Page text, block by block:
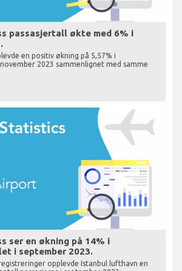
passasjertall økte med 6% i
en positiv økning på 5,57% i
2023 sammenlignet med samme
ser en økning på 14% i
i september 2023.
opplevde Istanbul lufthavn en